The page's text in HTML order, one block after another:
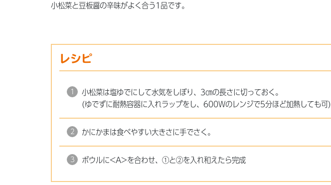
小松菜と豆板醤の辛味がよく合う1品です。
レシピ
小松菜は塩ゆでにして水気をしぼり、3㎝の長さに切っておく。
(ゆでずに耐熱容器に入れラップをし、600Wのレンジで5分ほど加熱しても可)
かにかまは食べやすい大きさに手でさく。
ボウルに<A>を合わせ、①と②を入れ和えたら完成